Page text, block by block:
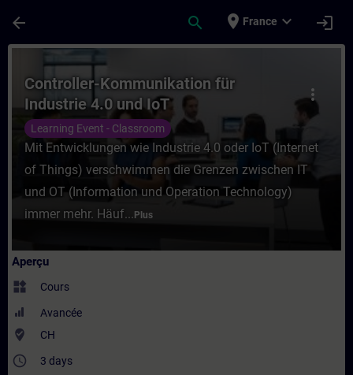
arrow_back search place France expand_more login
Cours - Controller-Kommunikation für
more_vert
Controller-Kommunikation für
Industrie 4.0 und IoT
Learning Event - Classroom
Mit Entwicklungen wie Industrie 4.0 oder IoT (Internet
of Things) verschwimmen die Grenzen zwischen IT
und OT (Information und Operation Technology)
immer mehr. Häuf... Plus
Aperçu
widgets Cours
Avancée
where_to_vote CH
access_time 3 days